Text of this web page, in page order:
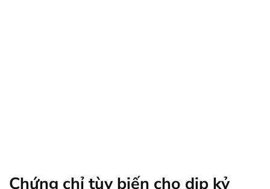
Chứng chỉ tùy biến cho dịp kỷ